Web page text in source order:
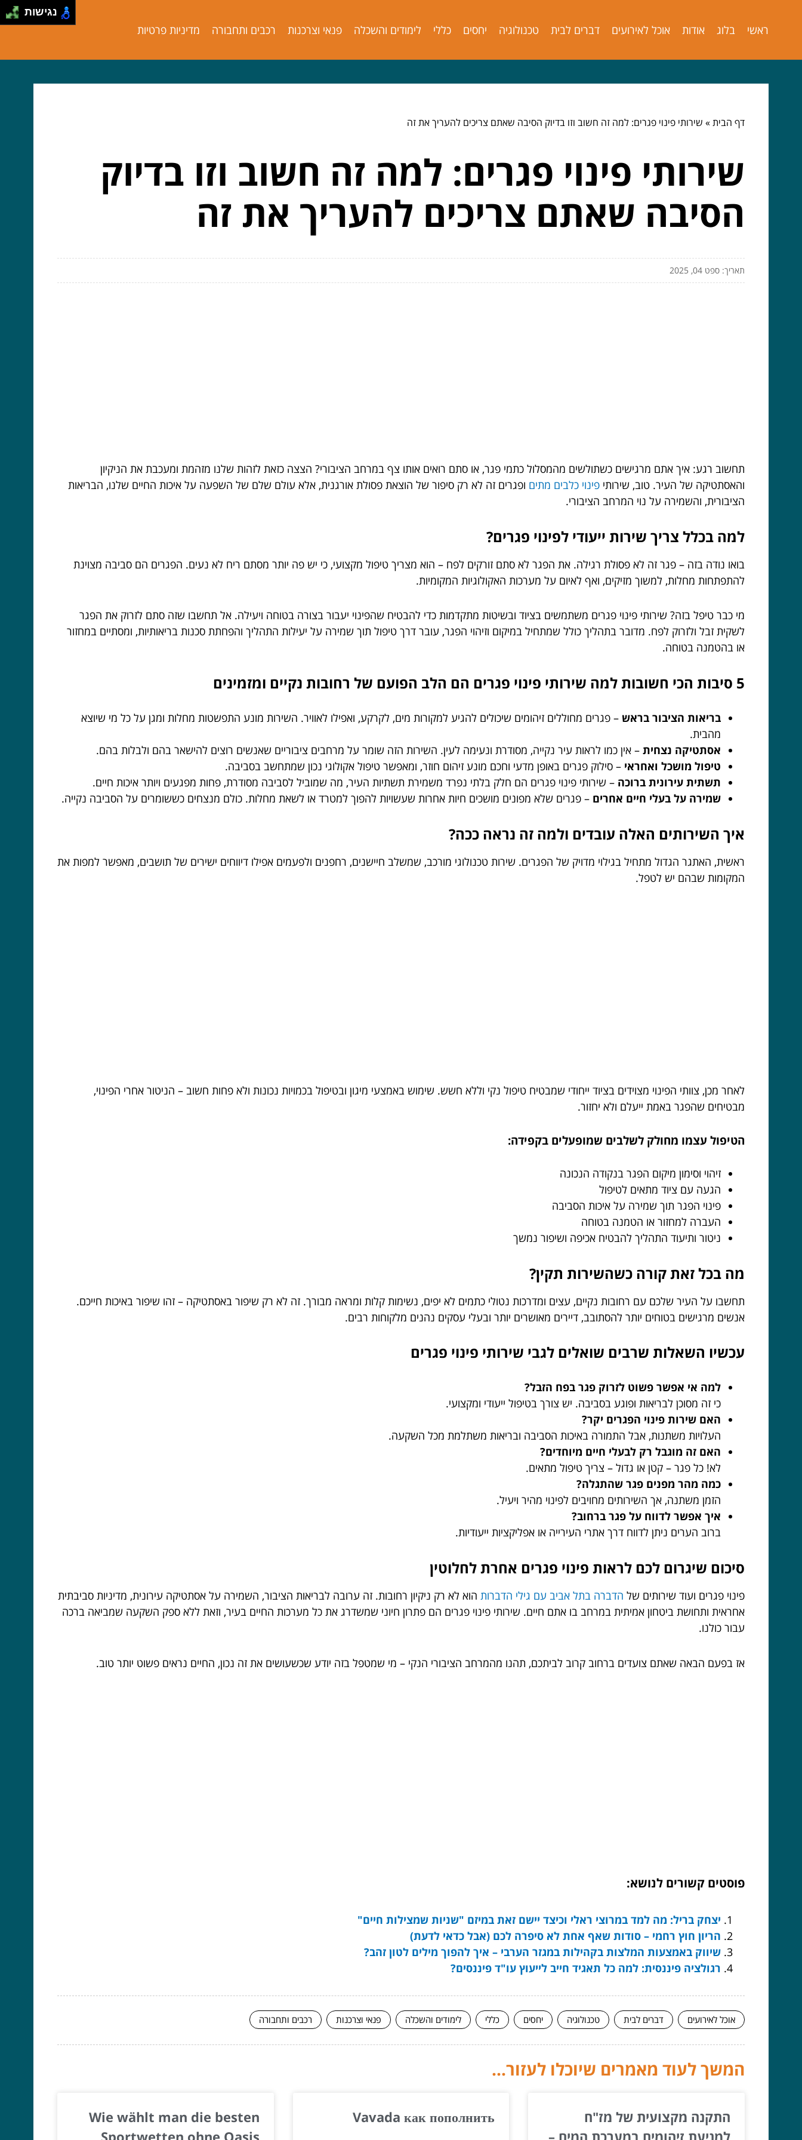
ראשי בלוג אודות אוכל לאירועים דברים לבית טכנולוגיה יחסים כללי לימודים והשכלה פנאי וצרכנות רכבים ותחבורה מדיניות פרטיות
דף הבית» שירותי פינוי פגרים: למה זה חשוב וזו בדיוק הסיבה שאתם צריכים להעריך את זה
שירותי פינוי פגרים: למה זה חשוב וזו בדיוק
הסיבה שאתם צריכים להעריך את זה
תאריך: ספט 04, 2025
תחשוב רגע: איך אתם מרגישים כשתולשים מהמסלול כתמי פגר, או סתם רואים אותו צף במרחב הציבורי? הצצה כזאת לזהות שלנו מזהמת ומעכבת את הניקיון
והאסתטיקה של העיר. טוב, שירותי פינוי כלבים מתים ופגרים זה לא רק סיפור של הוצאת פסולת אורגנית, אלא עולם שלם של השפעה על איכות החיים שלנו, הבריאות
הציבורית, והשמירה על נוי המרחב הציבורי.
למה בכלל צריך שירות ייעודי לפינוי פגרים?
בואו נודה בזה – פגר זה לא פסולת רגילה. את הפגר לא סתם זורקים לפח – הוא מצריך טיפול מקצועי, כי יש פה יותר מסתם ריח לא נעים. הפגרים הם סביבה מצוינת
להתפתחות מחלות, למשוך מזיקים, ואף לאיום על מערכות האקולוגיות המקומיות.
מי כבר טיפל בזה? שירותי פינוי פגרים משתמשים בציוד ובשיטות מתקדמות כדי להבטיח שהפינוי יעבור בצורה בטוחה ויעילה. אל תחשבו שזה סתם לזרוק את הפגר
לשקית זבל ולזרוק לפח. מדובר בתהליך כולל שמתחיל במיקום וזיהוי הפגר, עובר דרך טיפול תוך שמירה על יעילות התהליך והפחתת סכנות בריאותיות, ומסתיים במחזור
או בהטמנה בטוחה.
5 סיבות הכי חשובות למה שירותי פינוי פגרים הם הלב הפועם של רחובות נקיים ומזמינים
בריאות הציבור בראש – פגרים מחוללים זיהומים שיכולים להגיע למקורות מים, לקרקע, ואפילו לאוויר. השירות מונע התפשטות מחלות ומגן על כל מי שיוצא
מהבית.
אסתטיקה נצחית – אין כמו לראות עיר נקייה, מסודרת ונעימה לעין. השירות הזה שומר על מרחבים ציבוריים שאנשים רוצים להישאר בהם ולבלות בהם.
טיפול מושכל ואחראי – סילוק פגרים באופן מדעי וחכם מונע זיהום חוזר, ומאפשר טיפול אקולוגי נכון שמתחשב בסביבה.
תשתית עירונית ברוכה – שירותי פינוי פגרים הם חלק בלתי נפרד משמירת תשתיות העיר, מה שמוביל לסביבה מסודרת, פחות מפגעים ויותר איכות חיים.
שמירה על בעלי חיים אחרים – פגרים שלא מפונים מושכים חיות אחרות שעשויות להפוך למטרד או לשאת מחלות. כולם מנצחים כששומרים על הסביבה נקייה.
איך השירותים האלה עובדים ולמה זה נראה ככה?
ראשית, האתגר הגדול מתחיל בגילוי מדויק של הפגרים. שירות טכנולוגי מורכב, שמשלב חיישנים, רחפנים ולפעמים אפילו דיווחים ישירים של תושבים, מאפשר למפות את
המקומות שבהם יש לטפל.
לאחר מכן, צוותי הפינוי מצוידים בציוד ייחודי שמבטיח טיפול נקי וללא חשש. שימוש באמצעי מיגון ובטיפול בכמויות נכונות ולא פחות חשוב – הניטור אחרי הפינוי,
מבטיחים שהפגר באמת ייעלם ולא יחזור.
הטיפול עצמו מחולק לשלבים שמופעלים בקפידה:
זיהוי וסימון מיקום הפגר בנקודה הנכונה
הגעה עם ציוד מתאים לטיפול
פינוי הפגר תוך שמירה על איכות הסביבה
העברה למחזור או הטמנה בטוחה
ניטור ותיעוד התהליך להבטיח אכיפה ושיפור נמשך
מה בכל זאת קורה כשהשירות תקין?
תחשבו על העיר שלכם עם רחובות נקיים, עצים ומדרכות נטולי כתמים לא יפים, נשימות קלות ומראה מבורך. זה לא רק שיפור באסתטיקה – זהו שיפור באיכות חייכם.
אנשים מרגישים בטוחים יותר להסתובב, דיירים מאושרים יותר ובעלי עסקים נהנים מלקוחות רבים.
עכשיו השאלות שרבים שואלים לגבי שירותי פינוי פגרים
למה אי אפשר פשוט לזרוק פגר בפח הזבל?
כי זה מסוכן לבריאות ופוגע בסביבה. יש צורך בטיפול ייעודי ומקצועי.
האם שירות פינוי הפגרים יקר?
העלויות משתנות, אבל התמורה באיכות הסביבה ובריאות משתלמת מכל השקעה.
האם זה מוגבל רק לבעלי חיים מיוחדים?
לא! כל פגר – קטן או גדול – צריך טיפול מתאים.
כמה מהר מפנים פגר שהתגלה?
הזמן משתנה, אך השירותים מחויבים לפינוי מהיר ויעיל.
איך אפשר לדווח על פגר ברחוב?
ברוב הערים ניתן לדווח דרך אתרי העירייה או אפליקציות ייעודיות.
סיכום שיגרום לכם לראות פינוי פגרים אחרת לחלוטין
פינוי פגרים ועוד שירותים של הדברה בתל אביב עם גילי הדברות הוא לא רק ניקיון רחובות. זה ערובה לבריאות הציבור, השמירה על אסתטיקה עירונית, מדיניות סביבתית
אחראית ותחושת ביטחון אמיתית במרחב בו אתם חיים. שירותי פינוי פגרים הם פתרון חיוני שמשדרג את כל מערכות החיים בעיר, וזאת ללא ספק השקעה שמביאה ברכה
עבור כולנו.
אז בפעם הבאה שאתם צועדים ברחוב קרוב לביתכם, תהנו מהמרחב הציבורי הנקי – מי שמטפל בזה יודע שכשעושים את זה נכון, החיים נראים פשוט יותר טוב.
פוסטים קשורים לנושא:
יצחק בריל: מה למד במרוצי ראלי וכיצד יישם זאת במיזם "שניות שמצילות חיים"
הריון חוץ רחמי – סודות שאף אחת לא סיפרה לכם (אבל כדאי לדעת)
שיווק באמצעות המלצות בקהילות במגזר הערבי – איך להפוך מילים לטון זהב?
רגולציה פיננסית: למה כל תאגיד חייב לייעוץ עו"ד פיננסים?
אוכל לאירועים דברים לבית טכנולוגיה יחסים כללי לימודים והשכלה פנאי וצרכנות רכבים ותחבורה
המשך לעוד מאמרים שיוכלו לעזור...
התקנה מקצועית של מז"ח
למניעת זיהומים במערכת המים –
Vavada как пополнить
Wie wählt man die besten
Sportwetten ohne Oasis
נגישות